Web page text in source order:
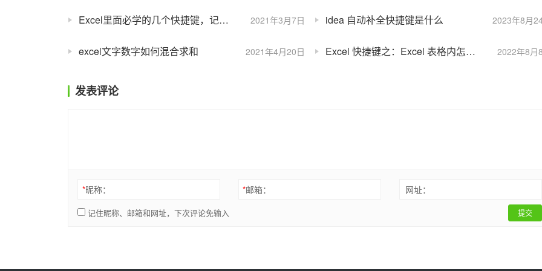
2021年3月7日
Excel里面必学的几个快捷键，记下保证提高工作效率哦 2023年8月
idea 自动补全快捷键是什么
2021年4月20日
excel文字数字如何混合求和 2022年8月
Excel 快捷键之：Excel 表格内怎么换行快捷键 Excel 表格内如何换行快捷键
发表评论
*昵称： *邮箱： 网址：
记住昵称、邮箱和网址，下次评论免输入 提交